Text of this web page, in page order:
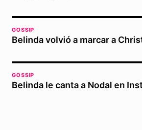
GOSSIP
Belinda volvió a marcar a
GOSSIP
Belinda le canta a Nodal en